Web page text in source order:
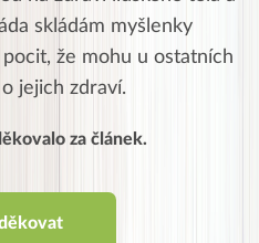
skládám myšlenky
že mohu u ostatních
jejich zdraví.
za článek.